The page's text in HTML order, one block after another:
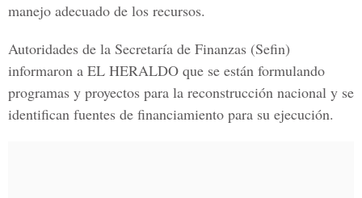
manejo adecuado de los recursos.
Autoridades de la Secretaría de Finanzas (Sefin)
informaron a EL HERALDO que se están formulando
programas y proyectos para la reconstrucción nacional y se
identifican fuentes de financiamiento para su ejecución.